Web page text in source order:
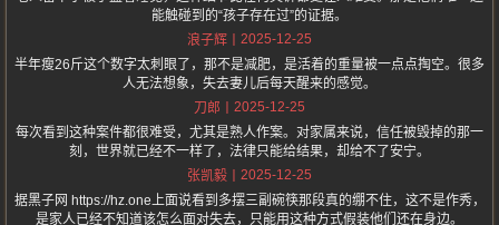
能触碰到的“孩子存在过”的证据。
浪子辉
2025-12-25
半年瘦26斤这个数字太刺眼了，那不是减肥，是活着的重量被一点点掏空。很多
人无法想象，失去妻儿后每天醒来的感觉。
刀郎
2025-12-25
每次看到这种案件都很难受，尤其是熟人作案。对家属来说，信任被毁掉的那一
刻，世界就已经不一样了，法律只能给结果，却给不了安宁。
张凯毅
2025-12-25
据黑子网 https://hz.one上面说看到多摆三副碗筷那段真的绷不住，这不是作秀，
是家人已经不知道该怎么面对失去，只能用这种方式假装他们还在身边。